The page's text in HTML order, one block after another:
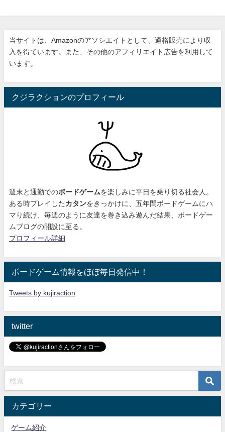
当サイトは、Amazonのアソシエイトとして、適格販売により収
入を得ています。また、その他のアフィリエイト広告を利用して
います。
クジラクションのプロフィール
週末と通勤でのボードゲームを楽しみに平日を乗り切る社会人。
ある時プレイした カタンをきっかけに、 五年間ボードゲームにハ
マり続け 、毎週のように友達を巻き込み遊んだ結果、ボードゲー
ムブログの開設に至る。
プロフィール詳細
ボードゲーム情報をほぼ毎日発信中！
Tweets by kujiraction
twitter
カテゴリー
ゲーム紹介